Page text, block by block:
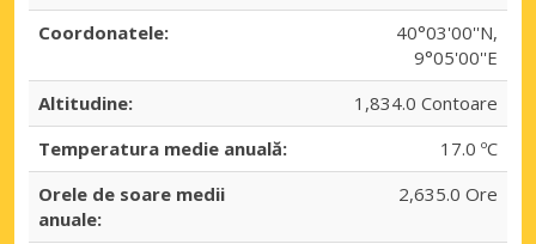
Coordonatele:
40°03'00''N,
9°05'00''E
Altitudine:
1,834.0 Contoare
Temperatura medie anuală:
17.0 ºC
Orele de soare medii
anuale:
2,635.0 Ore